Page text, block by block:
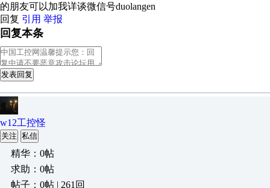
的朋友可以加我详谈微信号duolangen
回复 引用 举报
回复本条
发表回复
w12工控怪
关注 私信
精华：0帖
求助：0帖
帖子：0帖 | 261回